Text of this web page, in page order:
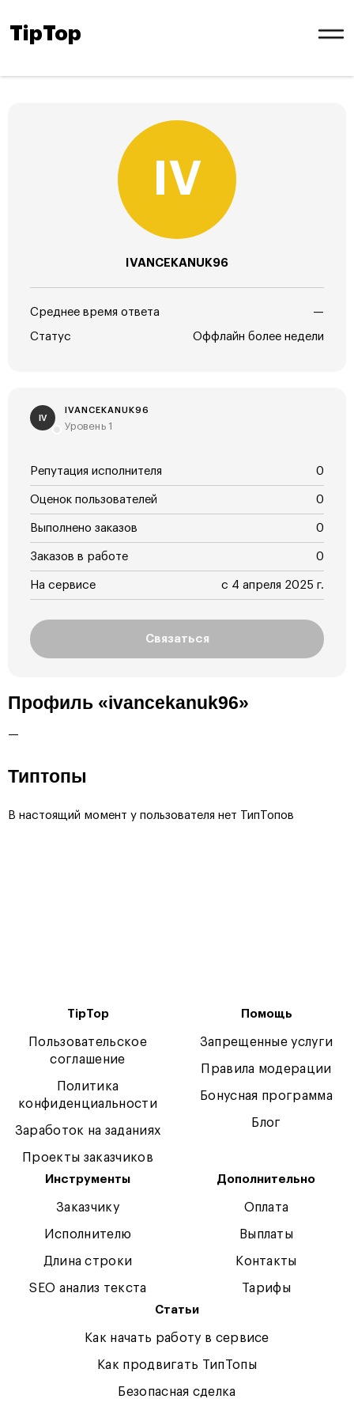
TipTop
IVANCEKANUK96
Среднее время ответа —
Статус Оффлайн более недели
IV
IVANCEKANUK96
Уровень 1
Репутация исполнителя 0
Оценок пользователей 0
Выполнено заказов 0
Заказов в работе 0
На сервисе с 4 апреля 2025 г.
Связаться
Профиль «ivancekanuk96»
—
Типтопы
В настоящий момент у пользователя нет ТипТопов
TipTop
Пользовательское
соглашение
Политика
конфиденциальности
Заработок на заданиях
Проекты заказчиков
Помощь
Запрещенные услуги
Правила модерации
Бонусная программа
Блог
Инструменты
Заказчику
Исполнителю
Длина строки
SEO анализ текста
Дополнительно
Оплата
Выплаты
Контакты
Тарифы
Статьи
Как начать работу в сервисе
Как продвигать ТипТопы
Безопасная сделка